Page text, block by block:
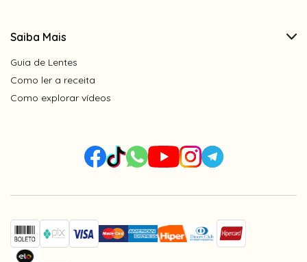
Saiba Mais
Guia de Lentes
Como ler a receita
Como explorar vídeos